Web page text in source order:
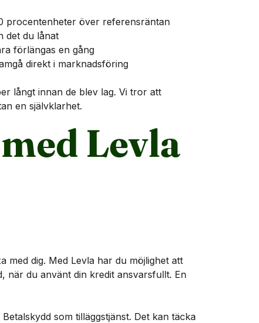
procentenheter över referensräntan
det du lånat
förlängas en gång
direkt i marknadsföring
långt innan de blev lag. Vi tror att
en självklarhet.
Levla
med dig. Med Levla har du möjlighet att
när du använt din kredit ansvarsfullt. En
som tilläggstjänst. Det kan täcka